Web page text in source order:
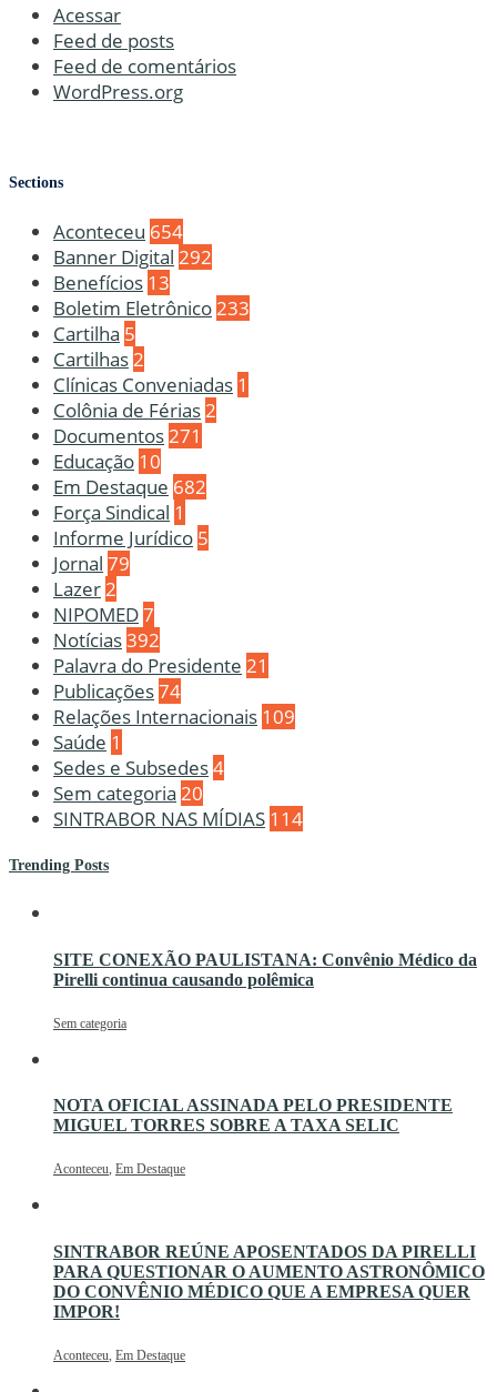
Acessar
Feed de posts
Feed de comentários
WordPress.org
Sections
Aconteceu 654
Banner Digital 292
Benefícios 13
Boletim Eletrônico 233
Cartilha 5
Cartilhas 2
Clínicas Conveniadas 1
Colônia de Férias 2
Documentos 271
Educação 10
Em Destaque 682
Força Sindical 1
Informe Jurídico 5
Jornal 79
Lazer 2
NIPOMED7
Notícias392
Palavra do Presidente 21
Publicações74
Relações Internacionais 109
Saúde 1
Sedes e Subsedes4
Sem categoria 20
SINTRABOR NAS MÍDIAS 114
Trending Posts
SITE CONEXÃO PAULISTANA: Convênio Médico da
Pirelli continua causando polêmica
Sem categoria
NOTA OFICIAL ASSINADA PELO PRESIDENTE
MIGUEL TORRES SOBRE A TAXA SELIC
Aconteceu, Em Destaque
SINTRABOR REÚNE APOSENTADOS DA PIRELLI
PARA QUESTIONAR O AUMENTO ASTRONÔMICO
DO CONVÊNIO MÉDICO QUE A EMPRESA QUER
IMPOR!
Aconteceu, Em Destaque